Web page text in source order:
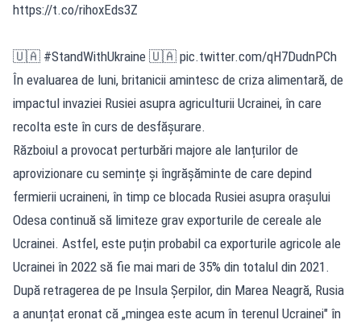
https://t.co/rihoxEds3Z
🇺🇦 #StandWithUkraine 🇺🇦 pic.twitter.com/qH7DudnPCh
În evaluarea de luni, britanicii amintesc de criza alimentară, de
impactul invaziei Rusiei asupra agriculturii Ucrainei, în care
recolta este în curs de desfășurare.
Războiul a provocat perturbări majore ale lanțurilor de
aprovizionare cu semințe și îngrășăminte de care depind
fermierii ucraineni, în timp ce blocada Rusiei asupra orașului
Odesa continuă să limiteze grav exporturile de cereale ale
Ucrainei. Astfel, este puțin probabil ca exporturile agricole ale
Ucrainei în 2022 să fie mai mari de 35% din totalul din 2021.
După retragerea de pe Insula Șerpilor, din Marea Neagră, Rusia
a anunțat eronat că „mingea este acum în terenul Ucrainei" în